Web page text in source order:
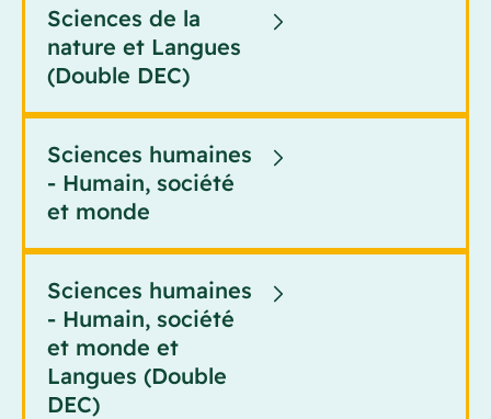
Sciences de la
nature et Langues
(Double DEC)
Sciences humaines
- Humain, société
et monde
Sciences humaines
- Humain, société
et monde et
Langues (Double
DEC)